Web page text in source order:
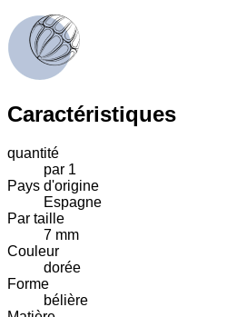
Caractéristiques
quantité
par 1
Pays d'origine
Espagne
Par taille
7 mm
Couleur
dorée
Forme
bélière